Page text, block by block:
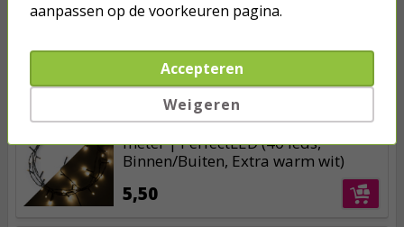
Klanten geven Kabelshop een 9.1/10
Al 4 keer verkozen tot beste webwinkel
Anderen kochten ook...
Standaard kerstverlichting | 6
meter | PerfectLED (40 leds,
Binnen/Buiten, Extra warm wit)
5,50
aanpassen op de voorkeuren pagina.
Accepteren
Weigeren